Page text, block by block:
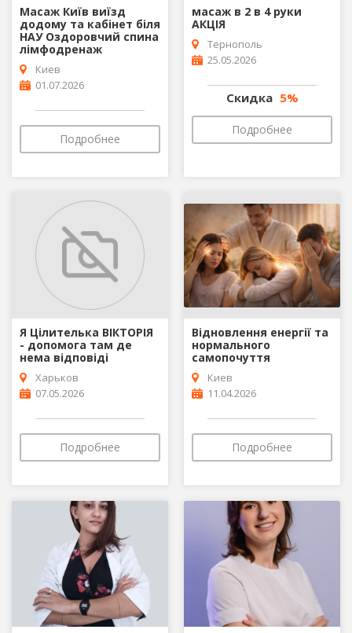
Масаж Київ виїзд
додому та кабінет біля
НАУ Оздоровчий спина
лімфодренаж
Киев
01.07.2026
Подробнее
масаж в 2 в 4 руки
АКЦІЯ
Тернополь
25.05.2026
Скидка 5%
Подробнее
Я Цілителька ВІКТОРІЯ
- допомога там де
нема відповіді
Харьков
07.05.2026
Подробнее
Відновлення енергії та
нормального
самопочуття
Киев
11.04.2026
Подробнее